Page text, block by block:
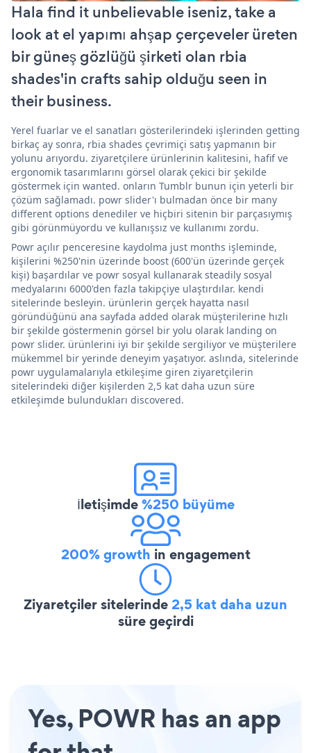
Hala find it unbelievable iseniz, take a
look at el yapımı ahşap çerçeveler üreten
bir güneş gözlüğü şirketi olan rbia
shades'in crafts sahip olduğu seen in
their business.
Yerel fuarlar ve el sanatları gösterilerindeki işlerinden getting
birkaç ay sonra, rbia shades çevrimiçi satış yapmanın bir
yolunu arıyordu. ziyaretçilere ürünlerinin kalitesini, hafif ve
ergonomik tasarımlarını görsel olarak çekici bir şekilde
göstermek için wanted. onların Tumblr bunun için yeterli bir
çözüm sağlamadı. powr slider'ı bulmadan önce bir many
different options denediler ve hiçbiri sitenin bir parçasıymış
gibi görünmüyordu ve kullanışsız ve kullanımı zordu.
Powr açılır penceresine kaydolma just months işleminde,
kişilerini %250'nin üzerinde boost (600'ün üzerinde gerçek
kişi) başardılar ve powr sosyal kullanarak steadily sosyal
medyalarını 6000'den fazla takipçiye ulaştırdılar. kendi
sitelerinde besleyin. ürünlerin gerçek hayatta nasıl
göründüğünü ana sayfada added olarak müşterilerine hızlı
bir şekilde göstermenin görsel bir yolu olarak landing on
powr slider. ürünlerini iyi bir şekilde sergiliyor ve müşterilere
mükemmel bir yerinde deneyim yaşatıyor. aslında, sitelerinde
powr uygulamalarıyla etkileşime giren ziyaretçilerin
sitelerindeki diğer kişilerden 2,5 kat daha uzun süre
etkileşimde bulundukları discovered.
İletişimde%250 büyüme
200% growth in engagement
Ziyaretçiler sitelerinde2,5 kat daha uzun
süre geçirdi
Yes, POWR has an app